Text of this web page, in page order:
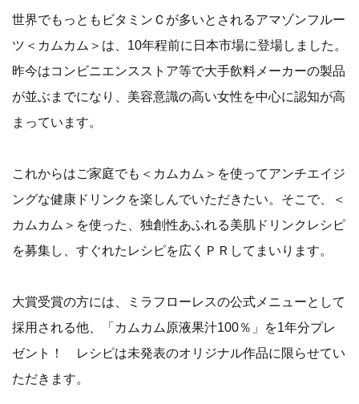
世界でもっともビタミンＣが多いとされるアマゾンフルー
ツ＜カムカム＞は、10年程前に日本市場に登場しました。
昨今はコンビニエンスストア等で大手飲料メーカーの製品
が並ぶまでになり、美容意識の高い女性を中心に認知が高
まっています。
これからはご家庭でも＜カムカム＞を使ってアンチエイジ
ングな健康ドリンクを楽しんでいただきたい。そこで、＜
カムカム＞を使った、独創性あふれる美肌ドリンクレシピ
を募集し、すぐれたレシピを広くＰＲしてまいります。
大賞受賞の方には、ミラフローレスの公式メニューとして
採用される他、「カムカム原液果汁100％」を1年分プレ
ゼント！ レシピは未発表のオリジナル作品に限らせてい
ただきます。